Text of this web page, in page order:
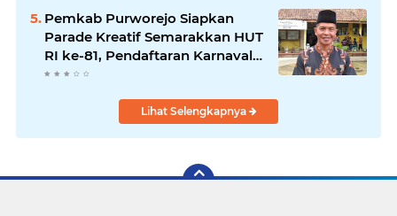
Pemkab Purworejo Siapkan
Parade Kreatif Semarakkan HUT
RI ke-81, Pendaftaran Karnaval
Resmi Dibuka
Lihat Selengkapnya